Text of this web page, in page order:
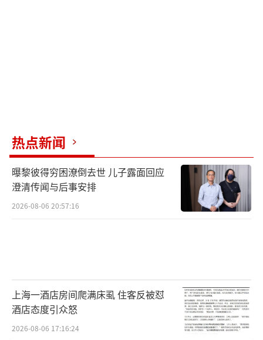
忠武索要5万元手术费的行为也属于敲诈勒索。
李忠武可以向警方报案，如进一步调查确认行
为人主观上存在非法占有意图，女游客可能会
面临刑事处罚。
热点新闻
曝黎彼得穷困潦倒去世 儿子露面回应
澄清传闻与后事安排
2026-08-06 20:57:16
上海一酒店房间爬满床虱 住客反被怼
酒店态度引众怒
2026-08-06 17:16:24